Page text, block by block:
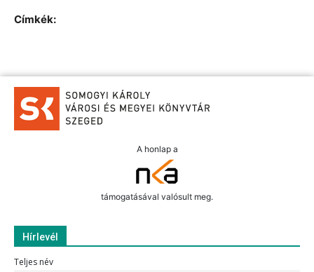
Címkék:
A honlap a
támogatásával valósult meg.
Hírlevél
Teljes név